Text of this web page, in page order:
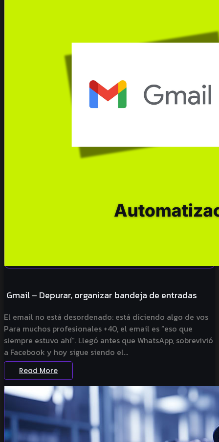
Gmail – Depurar, organizar bandeja de entradas
El email no está desordenado: está diciendo algo de vos
Para muchos profesionales +40, el email es “eso que
siempre estuvo ahí”. Llegó antes que WhatsApp, sobrevivió
a Facebook y hoy sigue siendo el...
Read More